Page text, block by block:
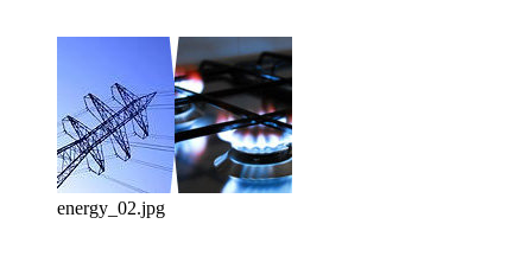
energy_02.jpg